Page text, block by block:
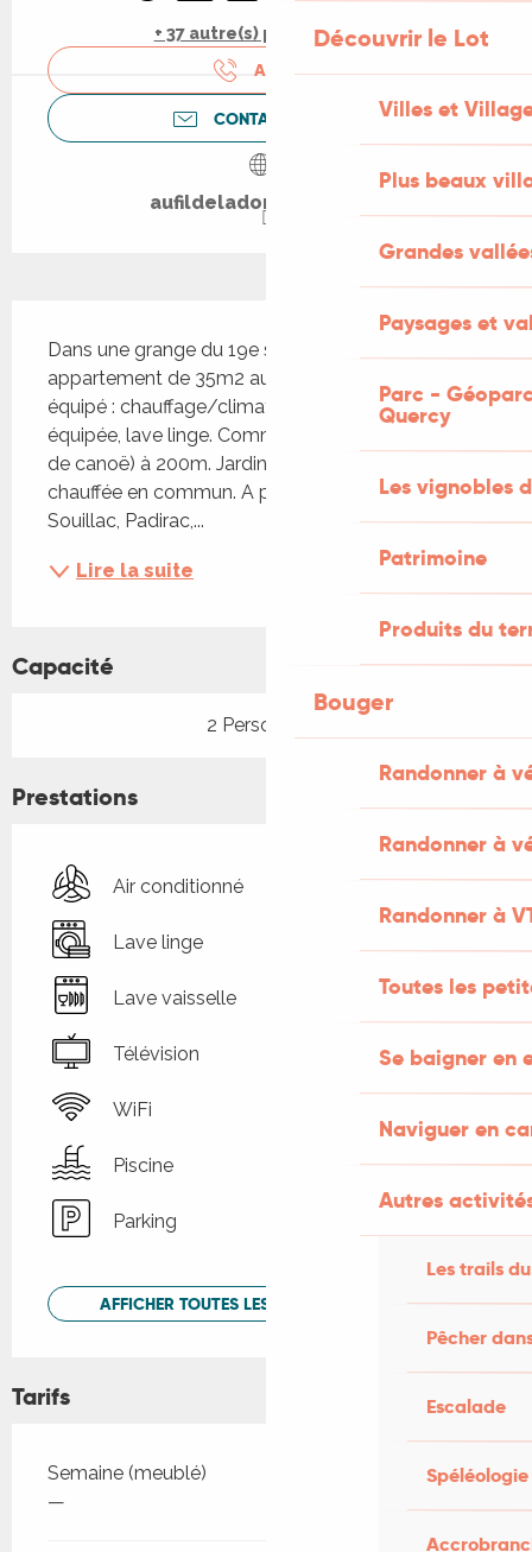
Découvrir le Lot
Villes et
Plus beaux
Grandes
Paysages et
Parc -
Quercy
Les vignobles
Patrimoine
Produits du
Bouger
Randonner à
Randonner à
Randonner à
Toutes les
Se baigner en
Naviguer en
Autres
Les trails
Pêcher
Escalade
Spéléologie
+ 37 autre(s) prestation(s)
APPELER
CONTACTEZ-NOUS
aufildeladordogne.com
Dans une grange du 19e siècle rénovée, cet
appartement de 35m2 au 1er étage est tout
équipé : chauffage/climatisation, WIFI/TV, cuisine
équipée, lave linge. Commerces et rivière (bases
de canoë) à 200m. Jardin et piscine intérieure
chauffée en commun. A proximité : Sarlat,
Souillac, Padirac,...
Lire la suite
Capacité
2 Personne(s)
Prestations
Air conditionné
Lave linge
Lave vaisselle
Télévision
WiFi
Piscine
Parking
AFFICHER TOUTES LES PRESTATIONS
Tarifs
Tarifs 2026
Semaine (meublé)
—